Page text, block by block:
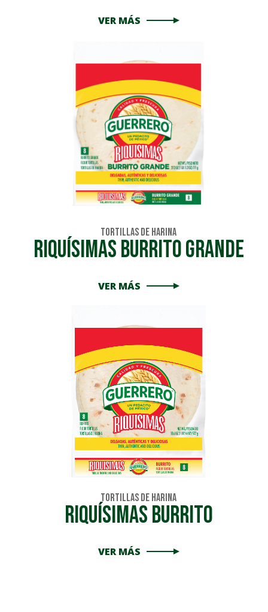
VER MÁS
Tortillas de Harina
RIQUÍSIMAS BURRITO GRANDE
VER MÁS
Tortillas de Harina
RIQUÍSIMAS BURRITO
VER MÁS